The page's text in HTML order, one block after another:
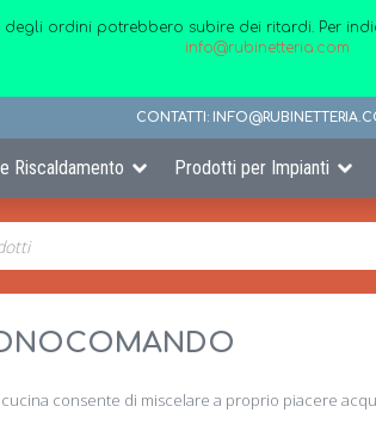
ordini potrebbero subire dei ritardi. Per
info@rubinetteria.com
CONTATTI:
Riscaldamento Prodotti per Impianti
consente di miscelare a proprio piacere